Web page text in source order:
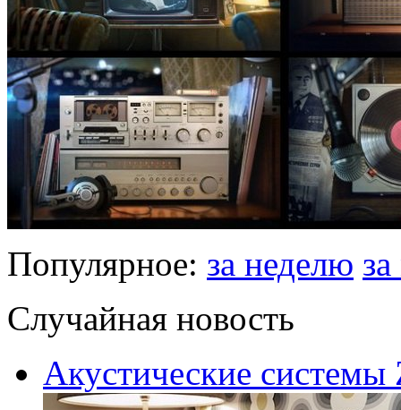
Популярное: за неделю
Случайная новость
Акустические